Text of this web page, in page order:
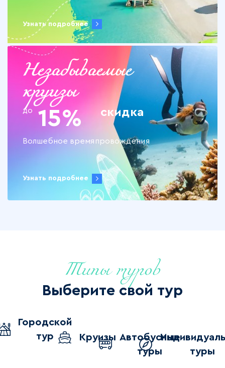
Узнать подробнее
Незабываемые
круизы
до 15% скидка
Волшебное времяпровождения
Узнать подробнее
Выберите свой тур
Типы туров
Городской
тур
Круизы Автобусные
туры
туры